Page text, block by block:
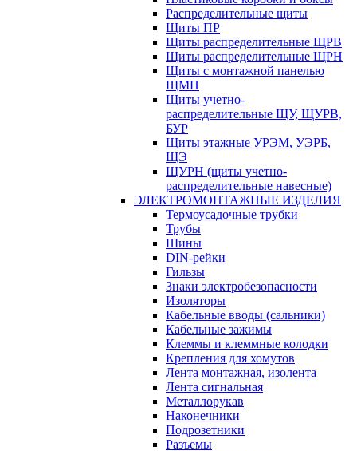
Распределительные щиты
Щиты ПР
Щиты распределительные ЩРВ
Щиты распределительные ЩРН
Щиты с монтажной панелью
ЩМП
Щиты учетно-
распределительные ЩУ, ЩУРВ,
БУР
Щиты этажные УРЭМ, УЭРБ,
ЩЭ
ЩУРН (щиты учетно-
распределительные навесные)
ЭЛЕКТРОМОНТАЖНЫЕ ИЗДЕЛИЯ
Термоусадочные трубки
Трубы
Шины
DIN-рейки
Гильзы
Знаки электробезопасности
Изоляторы
Кабельные вводы (сальники)
Кабельные зажимы
Клеммы и клеммные колодки
Крепления для хомутов
Лента монтажная, изолента
Лента сигнальная
Металлорукав
Наконечники
Подрозетники
Разъемы